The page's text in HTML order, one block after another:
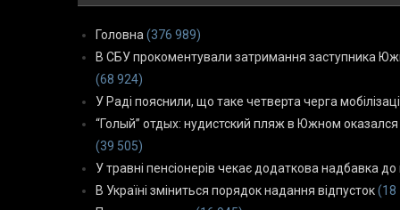
Головна (376 989)
В СБУ прокоментували затримання заступника
(68 924)
У Раді пояснили, що таке четверта черга
“Голый” отдых: нудистский пляж в Южном
(39 505)
У травні пенсіонерів чекає додаткова надбавка до
В Україні зміниться порядок надання відпусток (18